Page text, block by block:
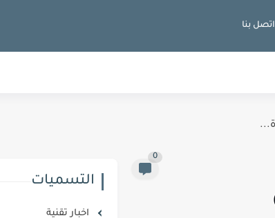
اتصل بنا
0
التسميات
اخبار تقنية